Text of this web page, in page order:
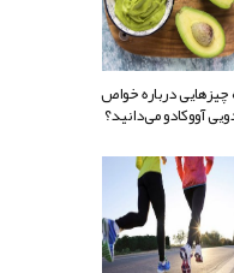
درباره خواص
آووکادو می‌دانید؟